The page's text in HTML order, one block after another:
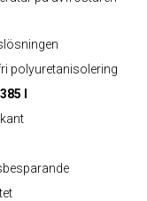
polyuretanisolering
385 l